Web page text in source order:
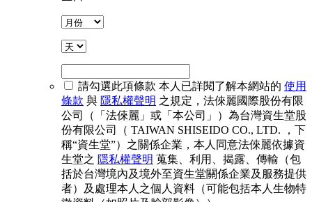
請勾選此項條款 本人已詳閱了解本網站的 使用
條款 與 隱私權聲明 之規定，法倈麗國際股份有限
公司（「法倈麗」或「本公司」）為台灣資生堂股
份有限公司（ TAIWAN SHISEIDO CO., LTD. ，下
稱“資生堂”）之關係企業，本人同意法倈麗依據資
生堂之 隱私權聲明 蒐集、利用、揭露、傳輸（包
括於台灣境內及境外至資生堂關係企業及服務提供
者）及處理本人之個人資料（可能包括本人生物特